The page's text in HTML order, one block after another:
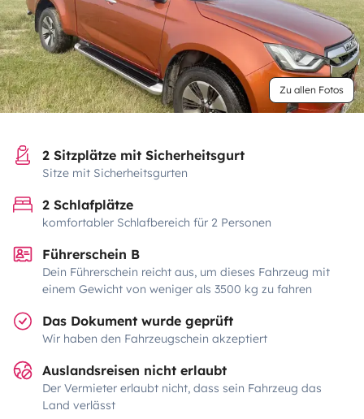
Zu allen Fotos
2 Sitzplätze mit Sicherheitsgurt
Sitze mit Sicherheitsgurten
2 Schlafplätze
komfortabler Schlafbereich für 2 Personen
Führerschein B
Dein Führerschein reicht aus, um dieses Fahrzeug mit
einem Gewicht von weniger als 3500 kg zu fahren
Das Dokument wurde geprüft
Wir haben den Fahrzeugschein akzeptiert
Auslandsreisen nicht erlaubt
Der Vermieter erlaubt nicht, dass sein Fahrzeug das
Land verlässt